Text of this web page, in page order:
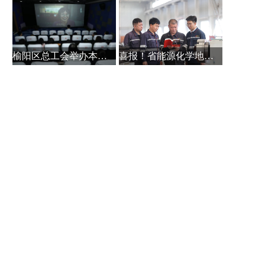
榆阳区总工会举办本土作家白保林创 喜报！省能源化学地质工会系统主题